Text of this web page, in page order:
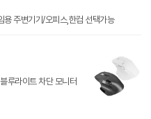
주변기기/오피스,한컴 선택가능
루라이트 차단 모니터